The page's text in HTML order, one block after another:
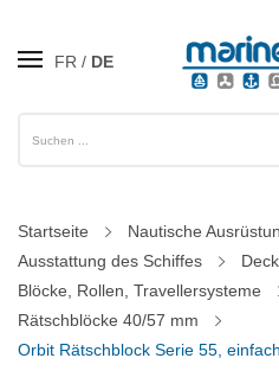
FR DE
Startseite
Nautische
Ausstattung des Schiffes
Blöcke, Rollen, Travellersysteme
Rätschblöcke 40/57 mm
Orbit Rätschblock Serie 55,